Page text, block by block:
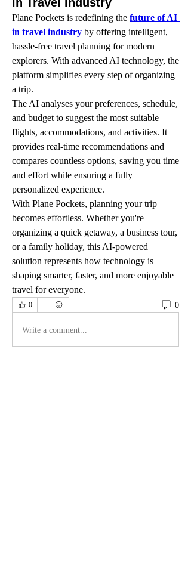
Plane Pockets is redefining the future of AI
in travel industry by offering intelligent,
hassle-free travel planning for modern
explorers. With advanced AI technology, the
platform simplifies every step of organizing
a trip.
The AI analyses your preferences, schedule,
and budget to suggest the most suitable
flights, accommodations, and activities. It
provides real-time recommendations and
compares countless options, saving you time
and effort while ensuring a fully
personalized experience.
With Plane Pockets, planning your trip
becomes effortless. Whether you're
organizing a quick getaway, a business tour,
or a family holiday, this AI-powered
solution represents how technology is
shaping smarter, faster, and more enjoyable
travel for everyone.
0 0
Write a comment...